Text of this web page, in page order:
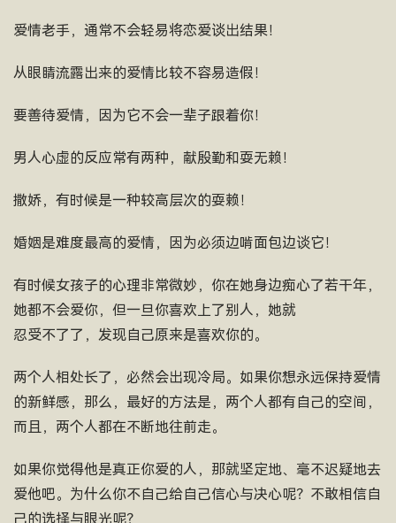
爱情老手，通常不会轻易将恋爱谈出结果！
从眼睛流露出来的爱情比较不容易造假！
要善待爱情，因为它不会一辈子跟着你！
男人心虚的反应常有两种，献殷勤和耍无赖！
撒娇，有时候是一种较高层次的耍赖！
婚姻是难度最高的爱情，因为必须边啃面包边谈它！
有时候女孩子的心理非常微妙，你在她身边痴心了若干年，
她都不会爱你，但一旦你喜欢上了别人，她就
忍受不了了，发现自己原来是喜欢你的。
两个人相处长了，必然会出现冷局。如果你想永远保持爱情
的新鲜感，那么，最好的方法是，两个人都有自己的空间，
而且，两个人都在不断地往前走。
如果你觉得他是真正你爱的人，那就坚定地、毫不迟疑地去
爱他吧。为什么你不自己给自己信心与决心呢？不敢相信自
己的选择与眼光呢？